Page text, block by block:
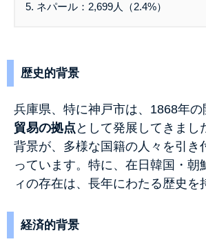
5. ネパール：2,699人（2.4%）
歴史的背景
兵庫県、特に神戸市は、1868年の
貿易の拠点 として発展してきまし
背景が、多様な国籍の人々を引き
っています。特に、在日韓国・朝
ィの存在は、長年にわたる歴史を
経済的背景